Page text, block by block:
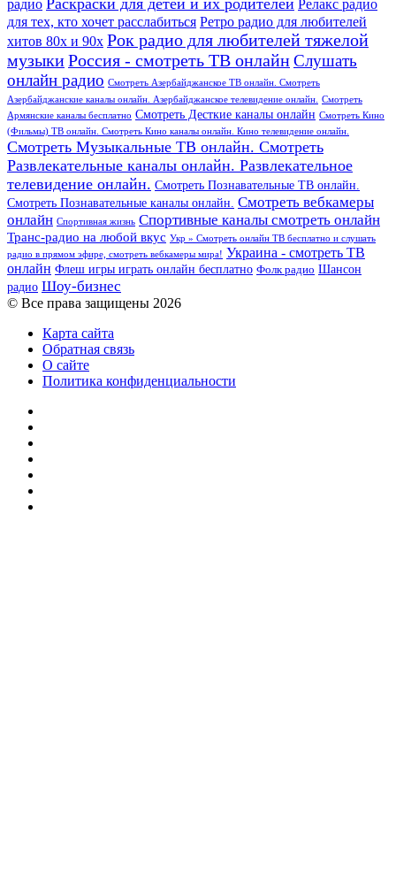
радио Раскраски для детей и их родителей Релакс радио
для тех, кто хочет расслабиться Ретро радио для любителей
хитов 80х и 90х Рок радио для любителей тяжелой
музыкиРоссия - смотреть ТВ онлайнСлушать
онлайн радио Смотреть Азербайджанское ТВ онлайн. Смотреть
Азербайджанские каналы онлайн. Азербайджанское телевидение онлайн.
Смотреть
Армянские каналы бесплатно Смотреть Десткие каналы онлайн Смотреть Кино
(Фильмы) ТВ онлайн. Смотреть Кино каналы онлайн. Кино телевидение онлайн.
Смотреть Музыкальные ТВ онлайн. Смотреть
Развлекательные каналы онлайн. Развлекательное
телевидение онлайн. Смотреть Познавательные ТВ онлайн.
Смотреть Познавательные каналы онлайн. Смотреть вебкамеры
онлайн Спортивная жизнь Спортивные каналы смотреть онлайн
Транс-радио на любой вкус Укр » Смотреть онлайн ТВ бесплатно и слушать
радио в прямом эфире, смотреть вебкамеры мира! Украина - смотреть ТВ
онлайн Флеш игры играть онлайн бесплатно Фолк радио Шансон
радио Шоу-бизнес
© Все права защищены 2026
Карта сайта
Обратная связь
О сайте
Политика конфиденциальности